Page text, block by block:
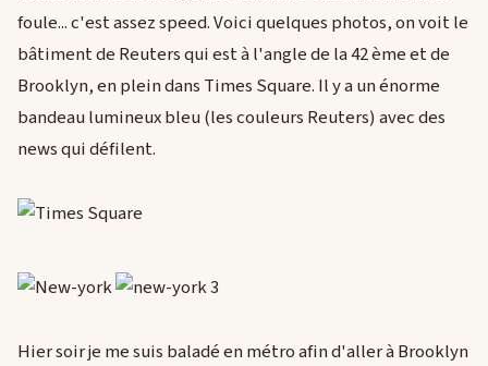
foule... c'est assez speed. Voici quelques photos, on voit le
bâtiment de Reuters qui est à l'angle de la 42 ème et de
Brooklyn, en plein dans Times Square. Il y a un énorme
bandeau lumineux bleu (les couleurs Reuters) avec des
news qui défilent.
Hier soir je me suis baladé en métro afin d'aller à Brooklyn